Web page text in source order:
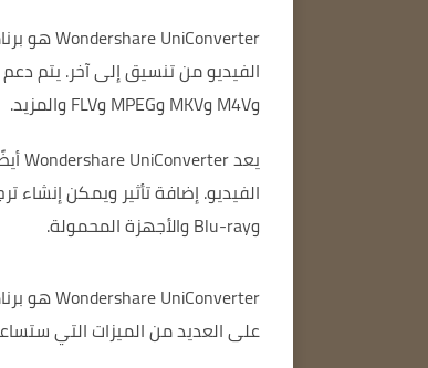
Wondershare UniConverter هو برنامج تحويل فيديو قوي وسهل الاستخدام.
الفيديو من تنسيق إلى آخر.
وM4V وMKV وMPEG وFLV والمزيد.
يعد Wondershare UniConverter أيضًا برنامجًا قويًا لتحرير الفيديو.
الفيديو.إضافة تأثير ويمكن إنشاء
وBlu-ray والأجهزة المحمولة.
Wondershare UniConverter هو برنامج مناسب للمستخدمين من جميع المستويات.
على العديد من الميزات التي